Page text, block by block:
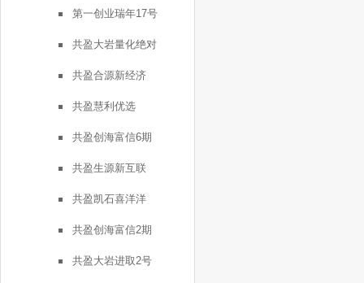
第一创业瑞年17号
共盈大岩量化绝对
共盈合源新经济
共盈慧利优选
共盈创海富信6期
共盈生源新互联
共盈凯石喜洋洋
共盈创海富信2期
共盈大岩进取2号